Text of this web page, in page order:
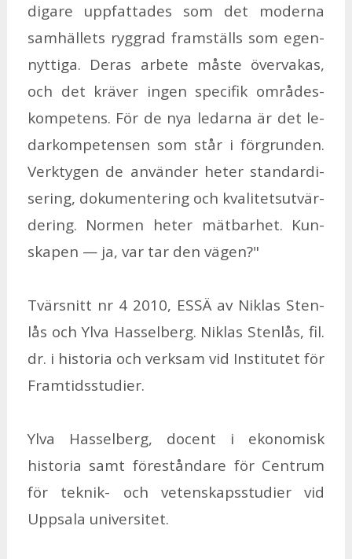
di­ga­re upp­fat­ta­des som det mo­der­na
sam­häl­lets rygg­rad fram­ställs som egen­
nyt­ti­ga. De­ras ar­be­te mås­te över­va­kas,
och det krä­ver ing­en spe­ci­fik om­rå­des­
kom­pe­tens. För de nya le­dar­na är det le­
dar­kom­pe­ten­sen som står i för­grun­den.
Verk­ty­gen de an­vän­der he­ter stan­dar­di­
se­ring, do­ku­men­te­ring och kva­li­tets­ut­vär­
de­ring. Nor­men he­ter mät­bar­het. Kun­
ska­pen — ja, var tar den vägen?"
Tvär­snitt nr 4 2010, ESSÄ av Niklas Sten­
lås och Ylva Has­sel­berg. Niklas Sten­lås, fil.
dr. i histo­ria och verk­sam vid In­sti­tu­tet för
Fram­tids­stu­di­er.
Ylva Has­sel­berg, do­cent i eko­no­misk
histo­ria samt fö­re­stån­da­re för Cent­rum
för tek­nik- och ve­ten­skaps­stu­di­er vid
Upp­sa­la uni­ver­si­tet.